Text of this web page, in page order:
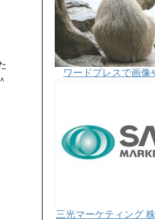
ワードプレスで画像
三光マーケティング